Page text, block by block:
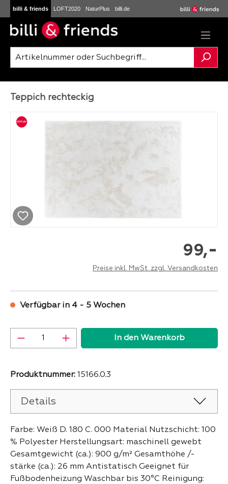
Zum Hauptinhalt springen
billi & friends LOFT2020 NaturPlus billi.de
Bildergalerie überspringen
Teppich rechteckig
99,-
Preise inkl. MwSt. zzgl. Versandkosten
Verfügbar in 4 - 5 Wochen
Produkt Anzahl: Gib den gewünschten
In den Warenkorb
Produktnummer: 15166.0.3
Details
Farbe: Weiß D. 180 C. 000 Material Nutzschicht: 100
% Polyester Herstellungsart: maschinell gewebt
Gesamtgewicht (ca.): 900 g/m² Gesamthöhe /-
stärke (ca.): 26 mm Antistatisch Geeignet für
Fußbodenheizung Waschbar bis 30°C Reinigung: